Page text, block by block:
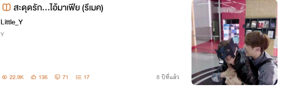
สะดุดรัก...ไอ้มาเฟีย (รีเมค)
Little_Y
Y
22.9K 136 71 17 8 ปีที่แล้ว